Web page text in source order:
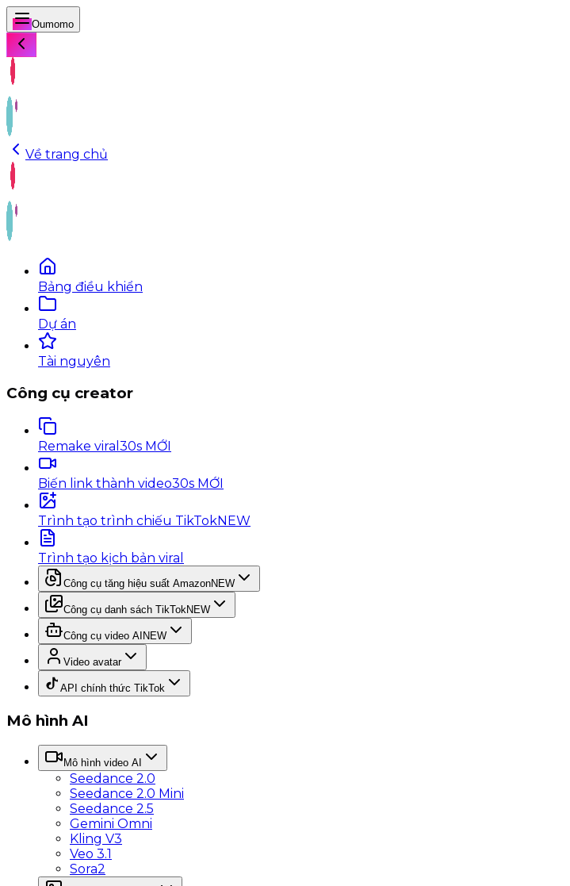
Oumomo
Về trang chủ
Bảng điều khiển
Dự án
Tài nguyên
Công cụ creator
Remake viral 30s MỚI
Biến link thành video30s MỚI
Trình tạo trình chiếu TikTokNEW
Trình tạo kịch bản viral
Công cụ tăng hiệu suất AmazonNEW
Công cụ danh sách TikTokNEW
Công cụ video AI NEW
Video avatar
API chính thức TikTok
Mô hình AI
Mô hình video AI
Seedance 2.0
Seedance 2.0 Mini
Seedance 2.5
Gemini Omni
Kling V3
Veo 3.1
Sora2